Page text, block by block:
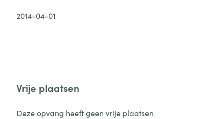
2014-04-01
Vrije plaatsen
Deze opvang heeft geen vrije plaatsen